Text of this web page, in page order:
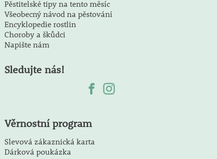
Pěstitelské tipy na tento měsíc
Všeobecný návod na pěstování
Encyklopedie rostlin
Choroby a škůdci
Napište nám
Sledujte nás!
Věrnostní program
Slevová zákaznická karta
Dárková poukázka